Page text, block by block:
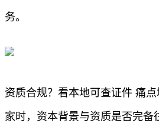
务。
资质合规？看本地可查证件 痛
家时，资本背景与资质是否完备